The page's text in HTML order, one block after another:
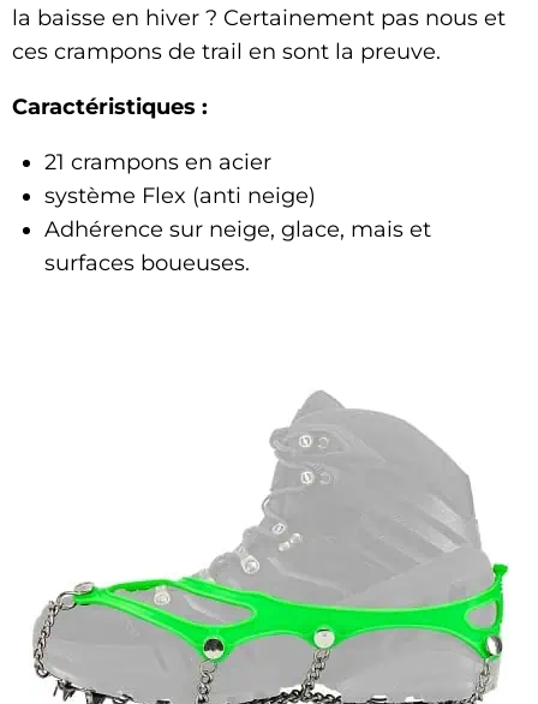
la baisse en hiver ? Certainement pas nous et
ces crampons de trail en sont la preuve.
Caractéristiques :
21 crampons en acier
système Flex (anti neige)
Adhérence sur neige, glace, mais et
surfaces boueuses.